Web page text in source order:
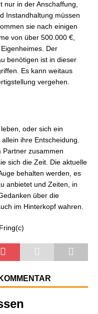
nur in der Anschaffung,
Instandhaltung müssen
sie nach einigen
von über 500.000 €,
Der
benötigen ist in dieser
Es kann weitaus
vergehen.
oder sich ein
ihre Entscheidung.
Partner zusammen
sich die Zeit. Die aktuelle
behalten werden, es
anbietet und Zeiten, in
über die
im Hinterkopf wahren.